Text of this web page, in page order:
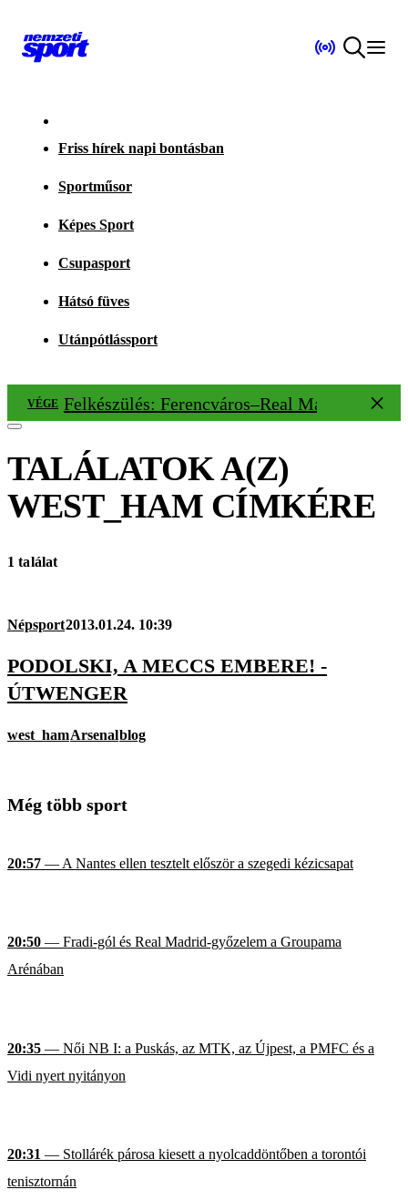
Friss hírek napi bontásban
Sportműsor
Képes Sport
Csupasport
Hátsó füves
Utánpótlássport
VÉGE Felkészülés: Ferencváros–Real Madrid 1–2
TALÁLATOK A(Z)
WEST_HAMCÍMKÉRE
1 találat
Népsport2013.01.24. 10:39
PODOLSKI, A MECCS EMBERE! -
ÚTWENGER
west_hamArsenalblog
Még több sport
20:57 — A Nantes ellen tesztelt először a szegedi kézicsapat
20:50 — Fradi-gól és Real Madrid-győzelem a Groupama
Arénában
20:35 — Női NB I: a Puskás, az MTK, az Újpest, a PMFC és a
Vidi nyert nyitányon
20:31 — Stollárék párosa kiesett a nyolcaddöntőben a torontói
tenisztornán